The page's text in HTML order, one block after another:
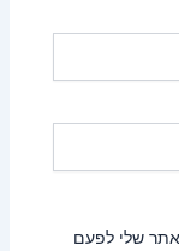
שלי לפעם